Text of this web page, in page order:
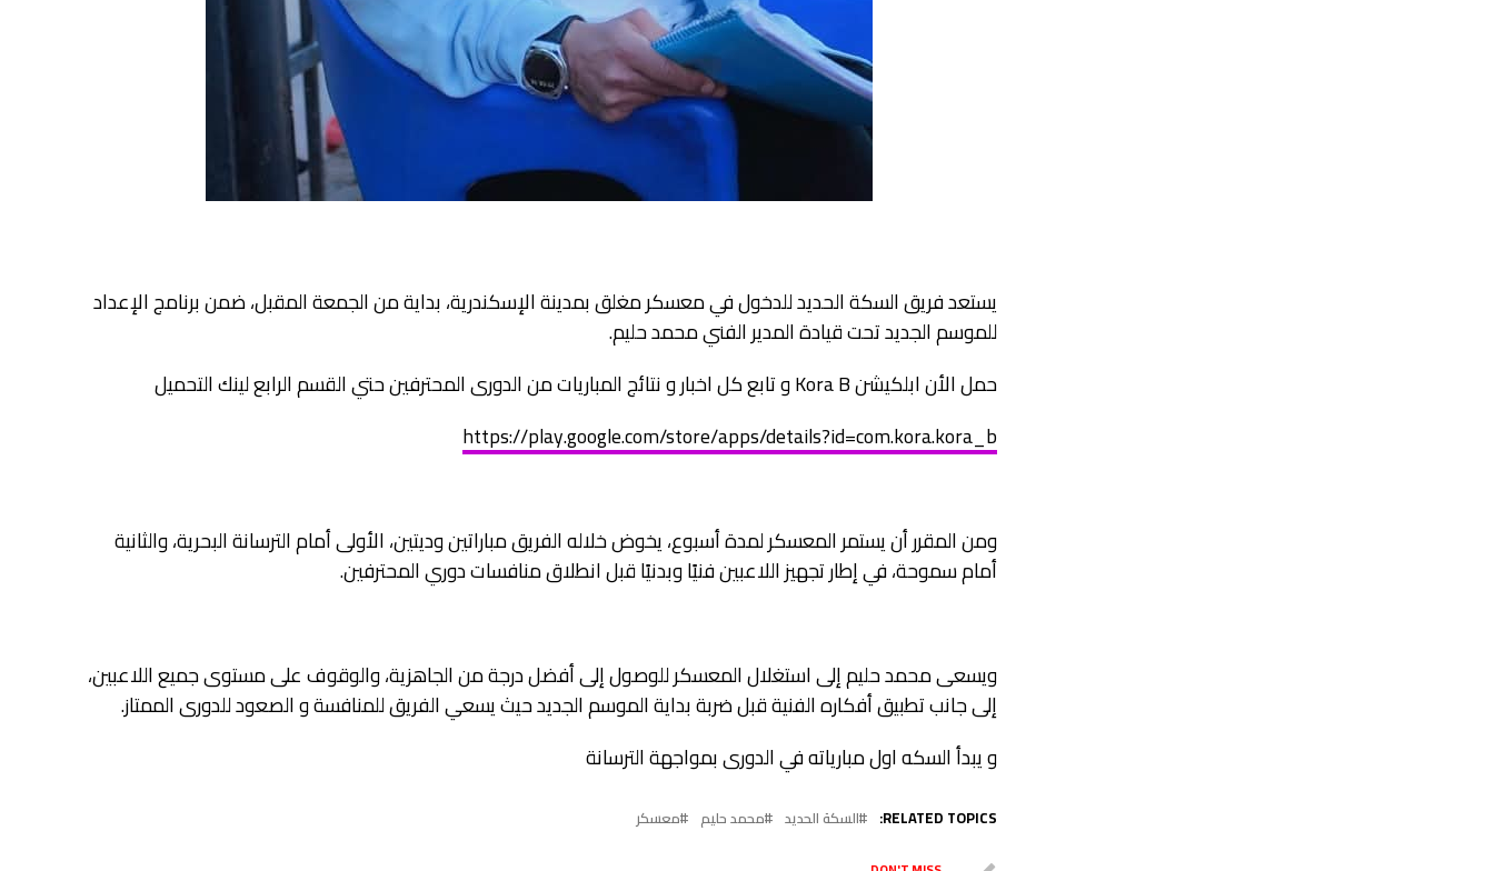
يستعد فريق السكة الحديد للدخول في معسكر مغلق بمدينة الإسكندرية، بداية من الجمعة المقبل، ضمن برنامج الإعداد
للموسم الجديد تحت قيادة المدير الفني محمد حليم.
حمل الأن ابلكيشن Kora B و تابع كل اخبار و نتائج المباريات من الدورى المحترفين حتي القسم الرابع لينك التحميل
https://play.google.com/store/apps/details?id=com.kora.kora_b
ومن المقرر أن يستمر المعسكر لمدة أسبوع، يخوض خلاله الفريق مباراتين وديتين، الأولى أمام الترسانة البحرية، والثانية
أمام سموحة، في إطار تجهيز اللاعبين فنيًا وبدنيًا قبل انطلاق منافسات دوري المحترفين.
ويسعى محمد حليم إلى استغلال المعسكر للوصول إلى أفضل درجة من الجاهزية، والوقوف على مستوى جميع اللاعبين،
إلى جانب تطبيق أفكاره الفنية قبل ضربة بداية الموسم الجديد حيث يسعي الفريق للمنافسة و الصعود للدورى الممتاز.
و يبدأ السكه اول مبارياته في الدورى بمواجهة الترسانة
RELATED TOPICS: السكة الحديد محمد حليم معسكر